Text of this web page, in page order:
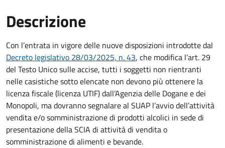
Descrizione
Con l’entrata in vigore delle nuove disposizioni introdotte dal
Decreto legislativo 28/03/2025, n. 43, che modifica l’art. 29
del Testo Unico sulle accise, tutti i soggetti non rientranti
nelle casistiche sotto elencate non devono più ottenere la
licenza fiscale (licenza UTIF) dall’Agenzia delle Dogane e dei
Monopoli, ma dovranno segnalare al SUAP l’avvio dell’attività
vendita e/o somministrazione di prodotti alcolici in sede di
presentazione della SCIA di attività di vendita o
somministrazione di alimenti e bevande.